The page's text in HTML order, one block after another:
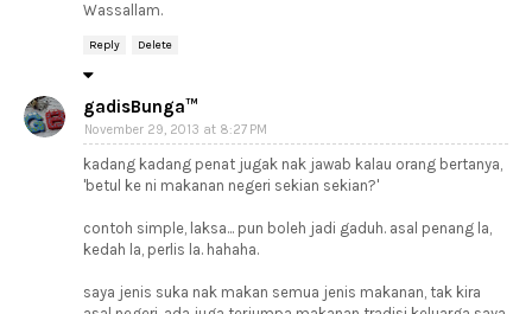
Wassallam.
Reply Delete
gadisBunga™
November 29, 2013 at 8:27 PM
kadang kadang penat jugak nak jawab kalau orang bertanya,
'betul ke ni makanan negeri sekian sekian?'
contoh simple, laksa... pun boleh jadi gaduh. asal penang la,
kedah la, perlis la. hahaha.
saya jenis suka nak makan semua jenis makanan, tak kira